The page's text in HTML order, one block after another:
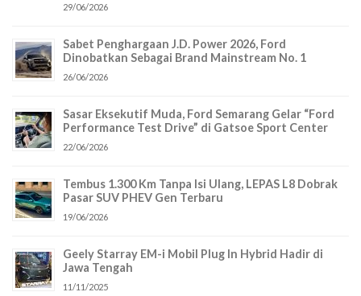
29/06/2026
Sabet Penghargaan J.D. Power 2026, Ford
Dinobatkan Sebagai Brand Mainstream No. 1
26/06/2026
Sasar Eksekutif Muda, Ford Semarang Gelar “Ford
Performance Test Drive” di Gatsoe Sport Center
22/06/2026
Tembus 1.300 Km Tanpa Isi Ulang, LEPAS L8 Dobrak
Pasar SUV PHEV Gen Terbaru
19/06/2026
Geely Starray EM-i Mobil Plug In Hybrid Hadir di
Jawa Tengah
11/11/2025